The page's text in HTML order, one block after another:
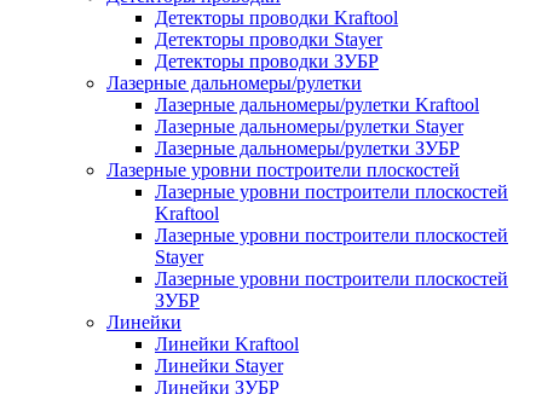
Детекторы проводки Kraftool
Детекторы проводки Stayer
Детекторы проводки ЗУБР
Лазерные дальномеры/рулетки
Лазерные дальномеры/рулетки Kraftool
Лазерные дальномеры/рулетки Stayer
Лазерные дальномеры/рулетки ЗУБР
Лазерные уровни построители плоскостей
Лазерные уровни построители плоскостей
Kraftool
Лазерные уровни построители плоскостей
Stayer
Лазерные уровни построители плоскостей
ЗУБР
Линейки
Линейки Kraftool
Линейки Stayer
Линейки ЗУБР